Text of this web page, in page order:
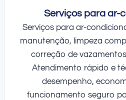
Serviços para ar-
Serviços para ar-
manutenção, limpeza
correção de
Atendimento rápido e
desempenho,
funcionamento seguro